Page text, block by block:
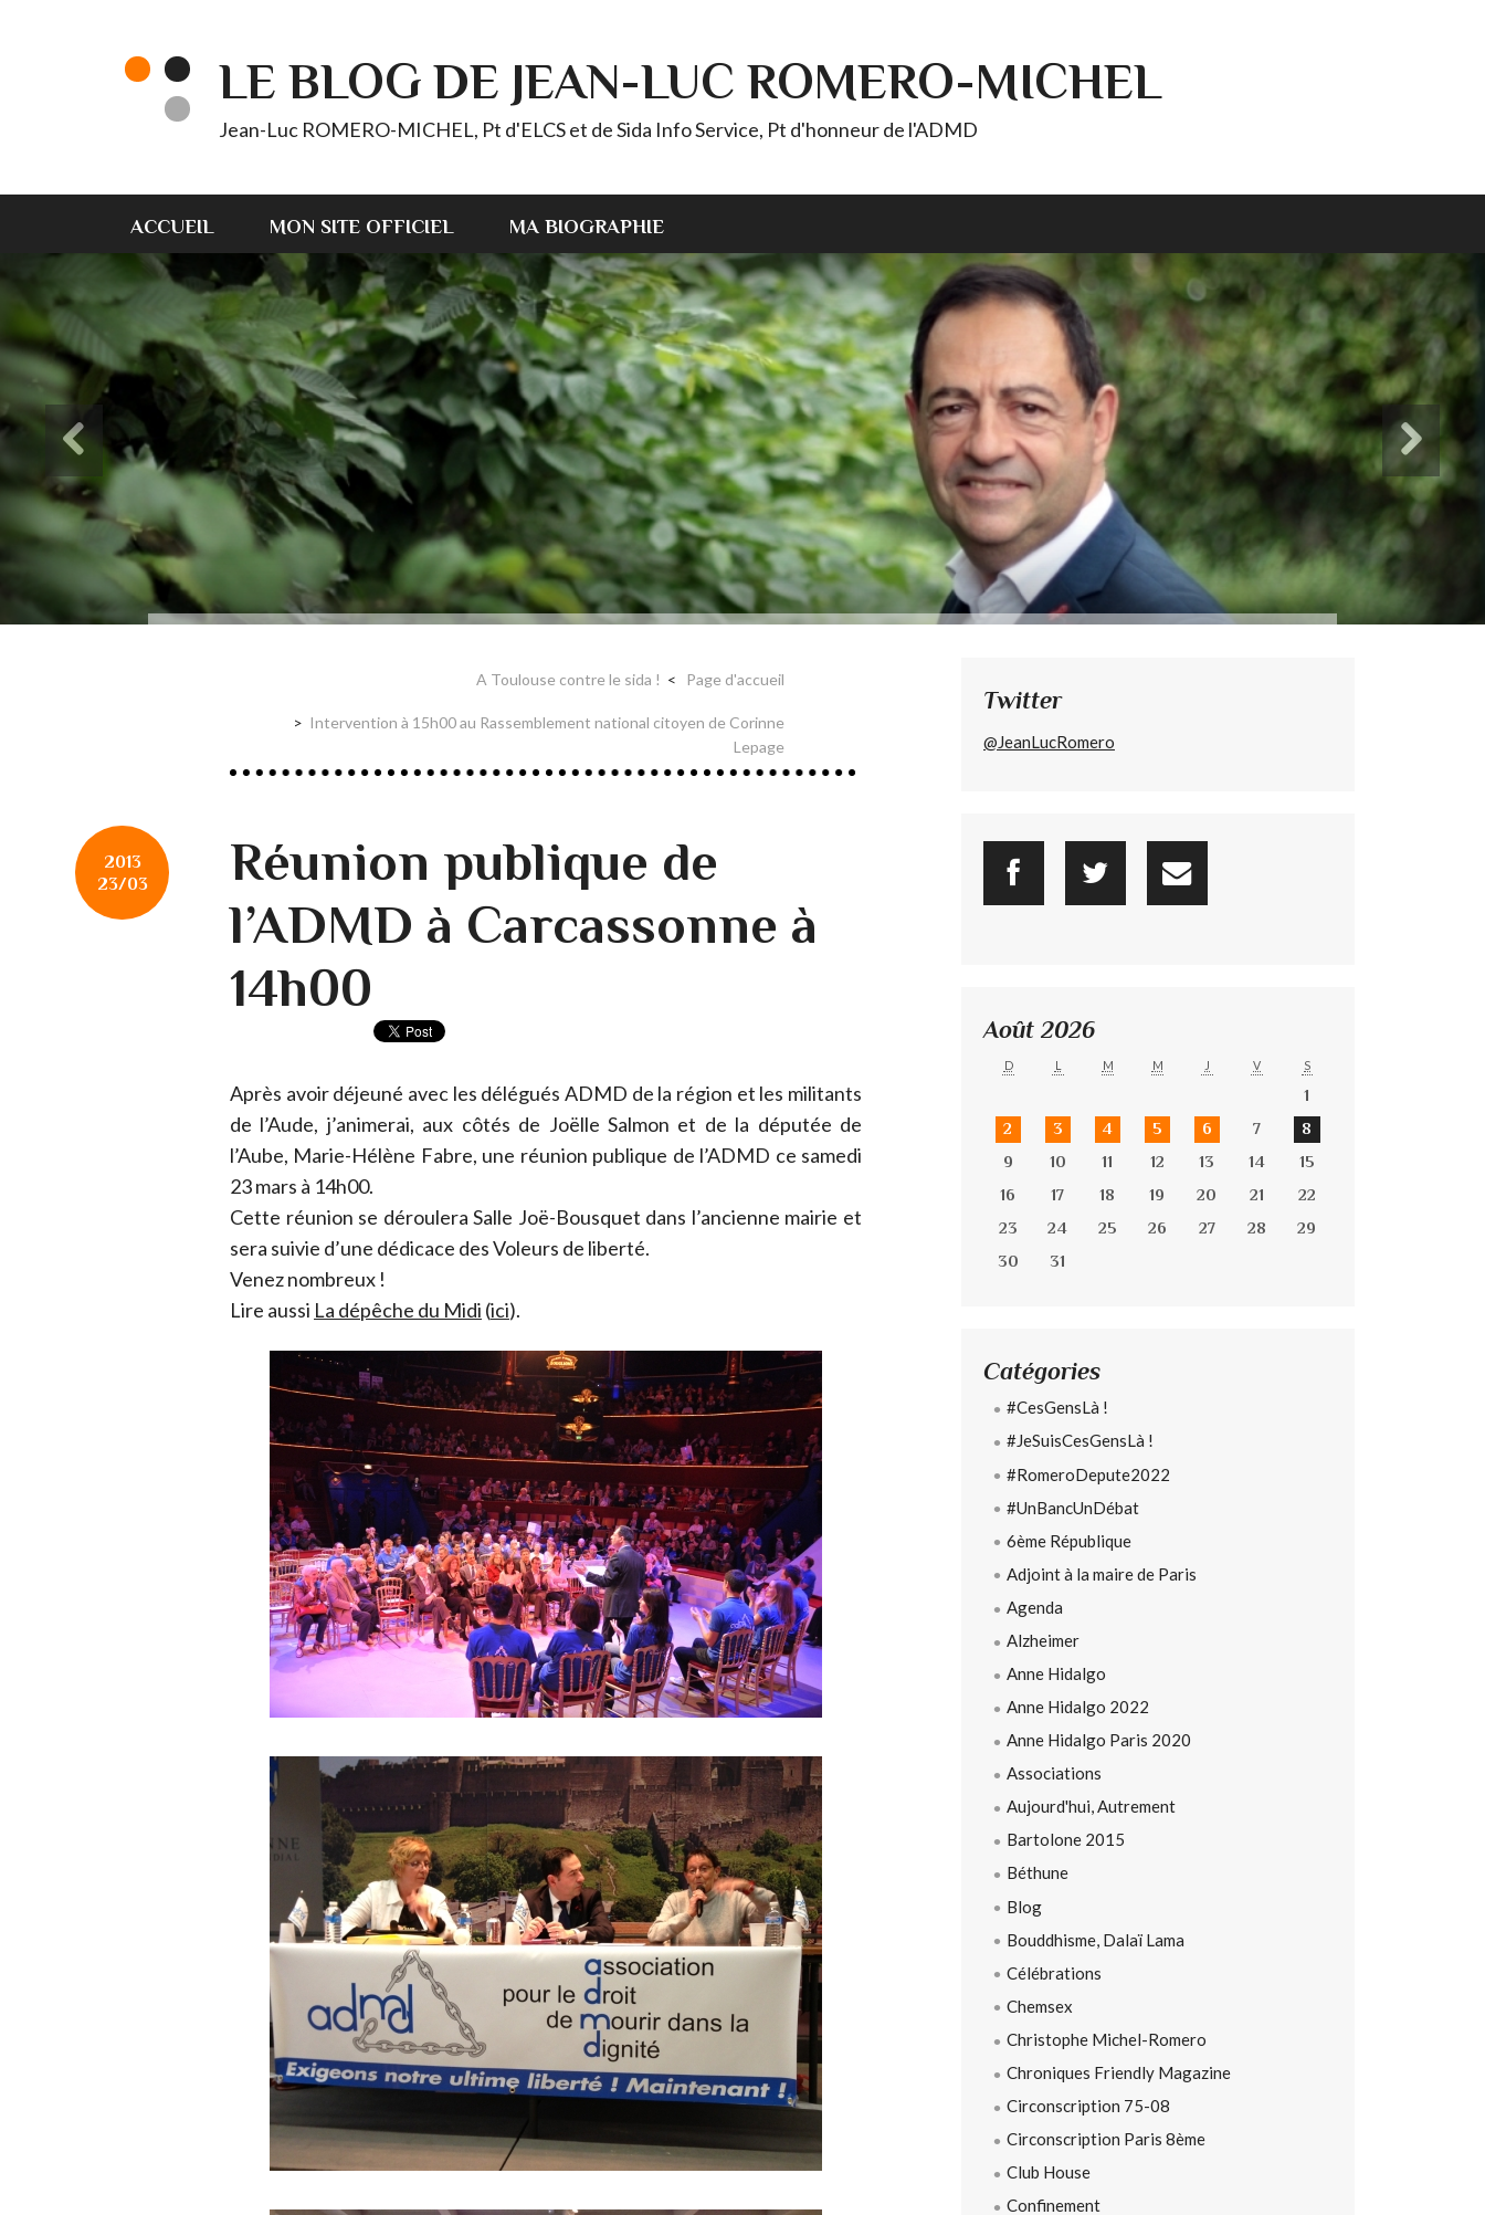
LE BLOG DE JEAN-LUC ROMERO-MICHEL
Jean-Luc ROMERO-MICHEL, Pt d'ELCS et de Sida Info Service, Pt d'honneur de l'ADMD
ACCUEIL MON SITE OFFICIEL MA BIOGRAPHIE
A Toulouse contre le sida ! Page d'accueil
Intervention à 15h00 au Rassemblement national citoyen de Corinne
Lepage
2013
23/03
Réunion publique de
l’ADMD à Carcassonne à
14h00
Après avoir déjeuné avec les délégués ADMD de la région et les militants
de l’Aude, j’animerai, aux côtés de Joëlle Salmon et de la députée de
l’Aube, Marie-Hélène Fabre, une réunion publique de l’ADMD ce samedi
23 mars à 14h00.
Cette réunion se déroulera Salle Joë-Bousquet dans l’ancienne mairie et
sera suivie d’une dédicace des Voleurs de liberté.
Venez nombreux !
Lire aussi La dépêche du Midi (ici).
Twitter
@JeanLucRomero
Août 2026
D L M M J V S
1
2
3 4 5 6 7
8
9
10 11 12 13 14
15
16
17 18 19 20 21
22
23
24 25 26 27 28
29
30
31
Catégories
#CesGensLà !
#JeSuisCesGensLà !
#RomeroDepute2022
#UnBancUnDébat
6ème République
Adjoint à la maire de Paris
Agenda
Alzheimer
Anne Hidalgo
Anne Hidalgo 2022
Anne Hidalgo Paris 2020
Associations
Aujourd'hui, Autrement
Bartolone 2015
Béthune
Blog
Bouddhisme, Dalaï Lama
Célébrations
Chemsex
Christophe Michel-Romero
Chroniques Friendly Magazine
Circonscription 75-08
Circonscription Paris 8ème
Club House
Confinement